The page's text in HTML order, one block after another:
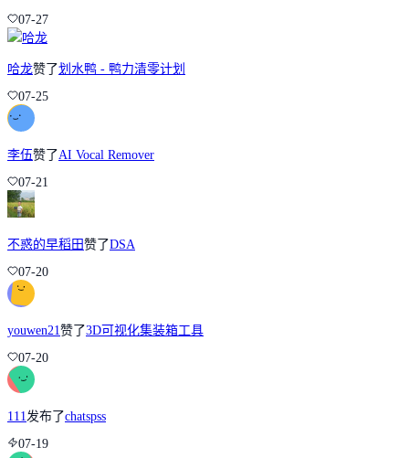
07-27
哈龙赞了划水鸭 - 鸭力清零计划
07-25
李伍赞了AI Vocal Remover
07-21
不惑的早稻田赞了DSA
07-20
youwen21赞了3D可视化集装箱工具
07-20
111 发布了chatspss
07-19